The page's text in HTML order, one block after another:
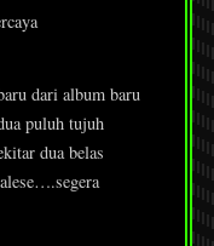
dari album baru
puluh tujuh
dua belas